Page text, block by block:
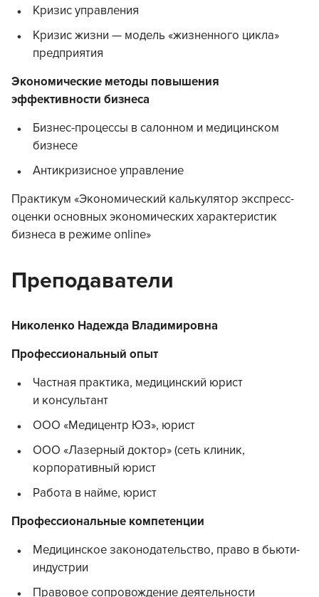
Кризис управления
Кризис жизни — модель «жизненного цикла»
предприятия
Экономические методы повышения
эффективности бизнеса
Бизнес-процессы в салонном и медицинском
бизнесе
Антикризисное управление
Практикум «Экономический калькулятор экспресс-
оценки основных экономических характеристик
бизнеса в режиме online»
Преподаватели
Николенко Надежда Владимировна
Профессиональный опыт
Частная практика, медицинский юрист
и консультант
ООО «Медицентр ЮЗ», юрист
ООО «Лазерный доктор» (сеть клиник,
корпоративный юрист
Работа в найме, юрист
Профессиональные компетенции
Медицинское законодательство, право в бьюти-
индустрии
Правовое сопровождение деятельности